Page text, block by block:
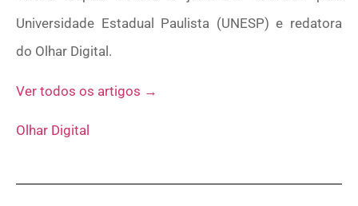
Universidade Estadual Paulista (UNESP) e redatora
do Olhar Digital.
Ver todos os artigos →
Olhar Digital